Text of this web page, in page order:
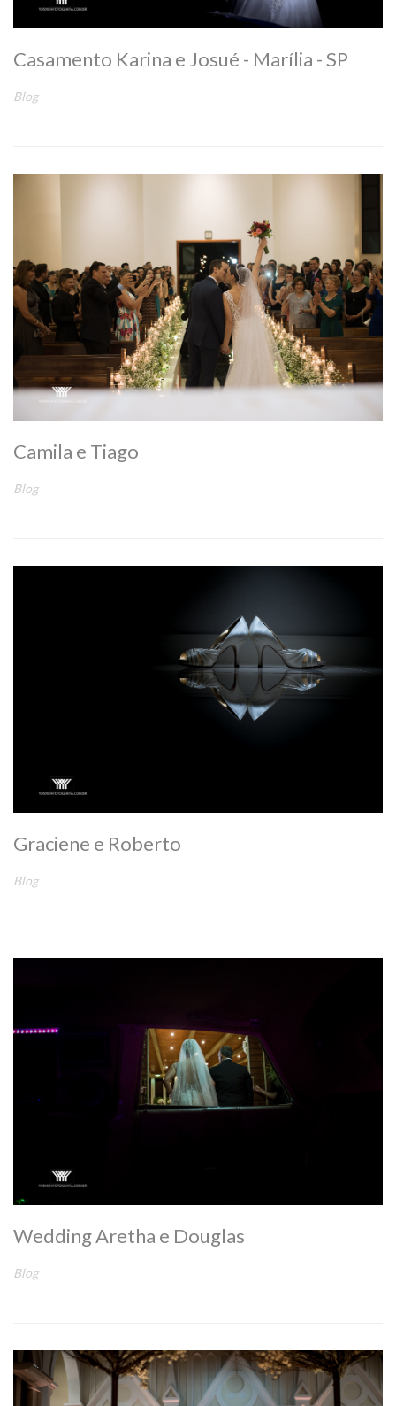
Casamento Karina e Josué - Marília - SP
Blog
Camila e Tiago
Blog
Graciene e Roberto
Blog
Wedding Aretha e Douglas
Blog